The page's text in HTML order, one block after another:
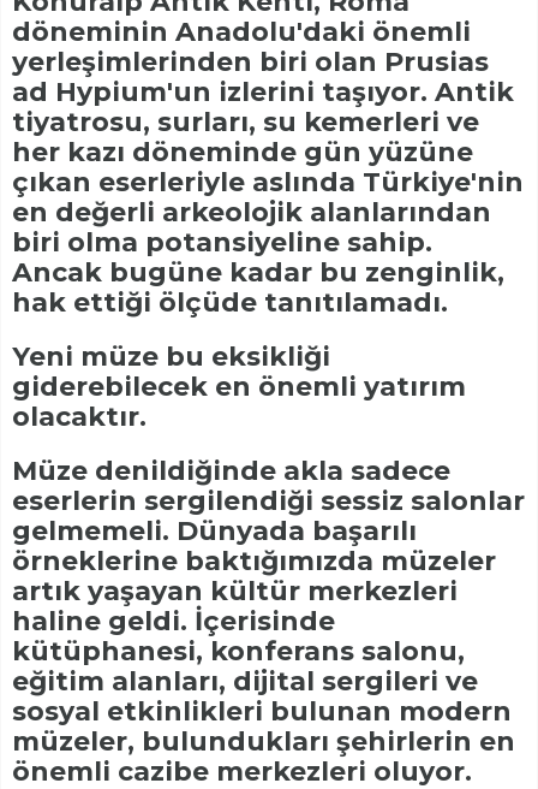
döneminin Anadolu'daki önemli
yerleşimlerinden biri olan Prusias
ad Hypium'un izlerini taşıyor. Antik
tiyatrosu, surları, su kemerleri ve
her kazı döneminde gün yüzüne
çıkan eserleriyle aslında Türkiye'nin
en değerli arkeolojik alanlarından
biri olma potansiyeline sahip.
Ancak bugüne kadar bu zenginlik,
hak ettiği ölçüde tanıtılamadı.
Yeni müze bu eksikliği
giderebilecek en önemli yatırım
olacaktır.
Müze denildiğinde akla sadece
eserlerin sergilendiği sessiz salonlar
gelmemeli. Dünyada başarılı
örneklerine baktığımızda müzeler
artık yaşayan kültür merkezleri
haline geldi. İçerisinde
kütüphanesi, konferans salonu,
eğitim alanları, dijital sergileri ve
sosyal etkinlikleri bulunan modern
müzeler, bulundukları şehirlerin en
önemli cazibe merkezleri oluyor.